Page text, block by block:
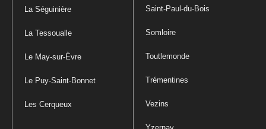
La Séguinière
La Tessoualle
Le May-sur-Èvre
Le Puy-Saint-Bonnet
Les Cerqueux
Saint-Paul-du-Bois
Somloire
Toutlemonde
Trémentines
Vezins